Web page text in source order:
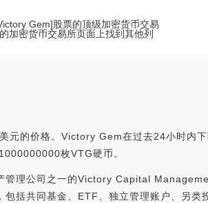
Gem]股票的顶级加密货币交易
加密货币交易所页面上找到其他列
元的价格。Victory Gem在过去24小时内下
枚VTG硬币。
管理公司之一的Victory Capital
括共同基金、ETF、独立管理账户、另类